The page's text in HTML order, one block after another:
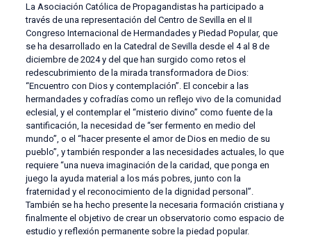
La Asociación Católica de Propagandistas ha participado a
través de una representación del Centro de Sevilla en el II
Congreso Internacional de Hermandades y Piedad Popular, que
se ha desarrollado en la Catedral de Sevilla desde el 4 al 8 de
diciembre de 2024 y del que han surgido como retos el
redescubrimiento de la mirada transformadora de Dios:
“Encuentro con Dios y contemplación”. El concebir a las
hermandades y cofradías como un reflejo vivo de la comunidad
eclesial, y el contemplar el “misterio divino” como fuente de la
santificación, la necesidad de “ser fermento en medio del
mundo”, o el “hacer presente el amor de Dios en medio de su
pueblo”, y también responder a las necesidades actuales, lo que
requiere “una nueva imaginación de la caridad, que ponga en
juego la ayuda material a los más pobres, junto con la
fraternidad y el reconocimiento de la dignidad personal”.
También se ha hecho presente la necesaria formación cristiana y
finalmente el objetivo de crear un observatorio como espacio de
estudio y reflexión permanente sobre la piedad popular.